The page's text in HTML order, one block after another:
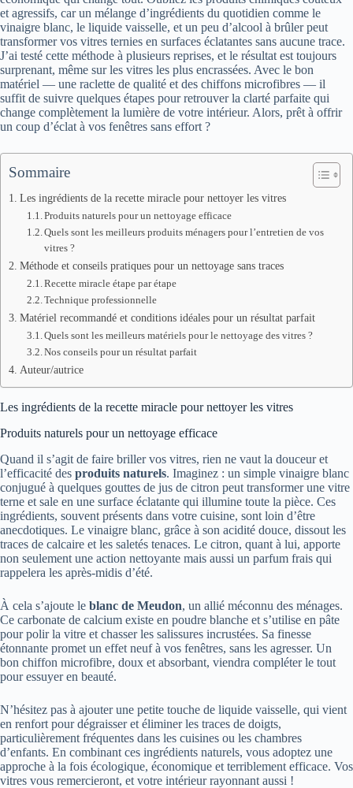
et agressifs, car un mélange d’ingrédients du quotidien comme le
vinaigre blanc, le liquide vaisselle, et un peu d’alcool à brûler peut
transformer vos vitres ternies en surfaces éclatantes sans aucune trace.
J’ai testé cette méthode à plusieurs reprises, et le résultat est toujours
surprenant, même sur les vitres les plus encrassées. Avec le bon
matériel — une raclette de qualité et des chiffons microfibres — il
suffit de suivre quelques étapes pour retrouver la clarté parfaite qui
change complètement la lumière de votre intérieur. Alors, prêt à offrir
un coup d’éclat à vos fenêtres sans effort ?
Sommaire
Les ingrédients de la recette miracle pour nettoyer les vitres
Produits naturels pour un nettoyage efficace
Quels sont les meilleurs produits ménagers pour l’entretien de vos
vitres ?
Méthode et conseils pratiques pour un nettoyage sans traces
Recette miracle étape par étape
Technique professionnelle
Matériel recommandé et conditions idéales pour un résultat parfait
Quels sont les meilleurs matériels pour le nettoyage des vitres ?
Nos conseils pour un résultat parfait
Auteur/autrice
Les ingrédients de la recette miracle pour nettoyer les vitres
Produits naturels pour un nettoyage efficace
Quand il s’agit de faire briller vos vitres, rien ne vaut la douceur et
l’efficacité des produits naturels. Imaginez : un simple vinaigre blanc
conjugué à quelques gouttes de jus de citron peut transformer une vitre
terne et sale en une surface éclatante qui illumine toute la pièce. Ces
ingrédients, souvent présents dans votre cuisine, sont loin d’être
anecdotiques. Le vinaigre blanc, grâce à son acidité douce, dissout les
traces de calcaire et les saletés tenaces. Le citron, quant à lui, apporte
non seulement une action nettoyante mais aussi un parfum frais qui
rappelera les après-midis d’été.
À cela s’ajoute le blanc de Meudon, un allié méconnu des ménages.
Ce carbonate de calcium existe en poudre blanche et s’utilise en pâte
pour polir la vitre et chasser les salissures incrustées. Sa finesse
étonnante promet un effet neuf à vos fenêtres, sans les agresser. Un
bon chiffon microfibre, doux et absorbant, viendra compléter le tout
pour essuyer en beauté.
N’hésitez pas à ajouter une petite touche de liquide vaisselle, qui vient
en renfort pour dégraisser et éliminer les traces de doigts,
particulièrement fréquentes dans les cuisines ou les chambres
d’enfants. En combinant ces ingrédients naturels, vous adoptez une
approche à la fois écologique, économique et terriblement efficace. Vos
vitres vous remercieront, et votre intérieur rayonnant aussi !